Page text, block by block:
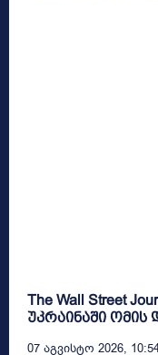
The Wall Street
უკრაინაში
07 Აგვისტო 2026,